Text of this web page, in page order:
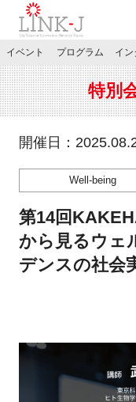
特別会員専用メニュー
施設ご予約
新規登録
イベント プログラム イン
特別
開催日：
Well-being
第14回
から見るウェ
デンスの社会